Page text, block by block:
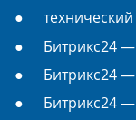
технический
Битрикс24
Битрикс24
Битрикс24